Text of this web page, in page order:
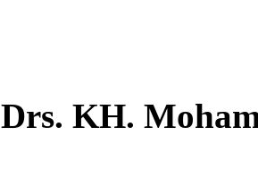
Drs. KH.